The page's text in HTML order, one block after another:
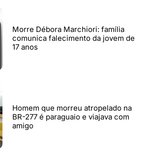
Morre Débora Marchiori: família
comunica falecimento da jovem de
17 anos
Homem que morreu atropelado na
BR-277 é paraguaio e viajava com
amigo